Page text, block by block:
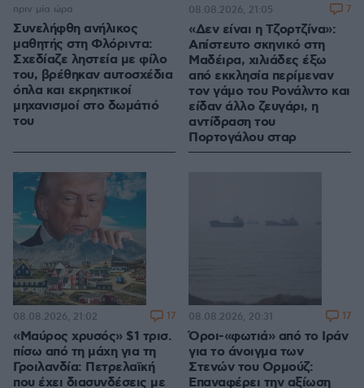
Συνελήφθη ανήλικος
μαθητής στη Φλόριντα:
Σχεδίαζε ληστεία με φίλο
του, βρέθηκαν αυτοσχέδια
όπλα και εκρηκτικοί
μηχανισμοί στο δωμάτιό
του
πριν μία ώρα
«Δεν είναι η Τζορτζίνα»:
Απίστευτο σκηνικό στη
Μαδέιρα, χιλιάδες έξω
από εκκλησία περίμεναν
τον γάμο του Ρονάλντο και
είδαν άλλο ζευγάρι, η
αντίδραση του
Πορτογάλου σταρ
08.08.2026, 21:05 7
«Μαύρος χρυσός» $1 τρισ.
πίσω από τη μάχη για τη
Γροιλανδία: Πετρελαϊκή
που έχει διασυνδέσεις με
08.08.2026, 21:02 17
Όροι-«φωτιά» από το Ιράν
για το άνοιγμα των
Στενών του Ορμούζ:
Επαναφέρει την αξίωση
08.08.2026, 20:31 17